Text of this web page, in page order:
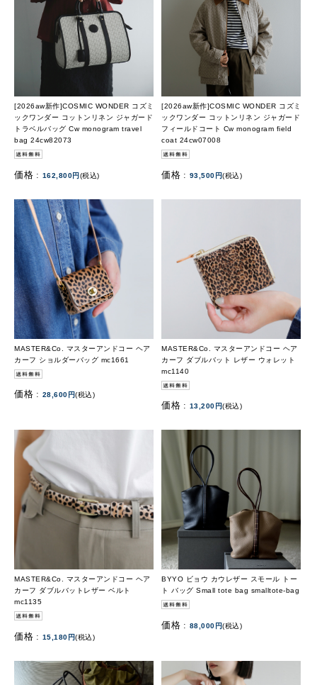
[2026aw新作]COSMIC WONDER コズミ
ックワンダー コットンリネン ジャガード
トラベルバッグ Cw monogram travel
bag 24cw82073
価格 : 162,800円(税込)
[2026aw新作]COSMIC WONDER コズミ
ックワンダー コットンリネン ジャガード
フィールドコート Cw monogram field
coat 24cw07008
価格 : 93,500円(税込)
MASTER&Co. マスターアンドコー ヘア
カーフ ショルダーバッグ mc1661
価格 : 28,600円(税込)
MASTER&Co. マスターアンドコー ヘア
カーフ ダブルバット レザー ウォレット
mc1140
価格 : 13,200円(税込)
MASTER&Co. マスターアンドコー ヘア
カーフ ダブルバットレザー ベルト
mc1135
価格 : 15,180円(税込)
BYYO ビョウ カウレザー スモール トー
ト バッグ Small tote bag smalltote-bag
価格 : 88,000円(税込)